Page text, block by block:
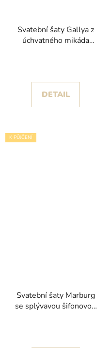
Svatební šaty Gallya z
úchvatného mikáda
DETAIL
K PŮJČENÍ
Svatební šaty Marburg
se splývavou šifonovou